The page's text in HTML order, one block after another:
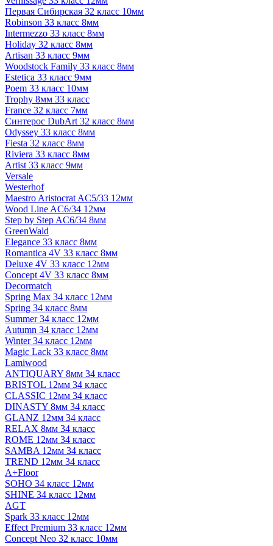
Первая Сибирская 32 класс 10мм
Robinson 33 класс 8мм
Intermezzo 33 класс 8мм
Holiday 32 класс 8мм
Artisan 33 класс 9мм
Woodstock Family 33 класс 8мм
Estetica 33 класс 9мм
Poem 33 класс 10мм
Trophy 8мм 33 класс
France 32 класс 7мм
Синтерос DubArt 32 класс 8мм
Odyssey 33 класс 8мм
Fiesta 32 класс 8мм
Riviera 33 класс 8мм
Artist 33 класс 9мм
Versale
Westerhof
Maestro Aristocrat AC5/33 12мм
Wood Line AC6/34 12мм
Step by Step AC6/34 8мм
GreenWald
Elegance 33 класс 8мм
Romantica 4V 33 класс 8мм
Deluxe 4V 33 класс 12мм
Concept 4V 33 класс 8мм
Decormatch
Spring Max 34 класс 12мм
Spring 34 класс 8мм
Summer 34 класс 12мм
Autumn 34 класс 12мм
Winter 34 класс 12мм
Magic Lack 33 класс 8мм
Lamiwood
ANTIQUARY 8мм 34 класс
BRISTOL 12мм 34 класс
CLASSIC 12мм 34 класс
DINASTY 8мм 34 класс
GLANZ 12мм 34 класс
RELAX 8мм 34 класс
ROME 12мм 34 класс
SAMBA 12мм 34 класс
TREND 12мм 34 класс
A+Floor
SOHO 34 класс 12мм
SHINE 34 класс 12мм
AGT
Spark 33 класс 12мм
Effect Premium 33 класс 12мм
Concept Neo 32 класс 10мм